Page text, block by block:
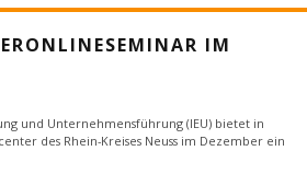
IM
und Unternehmensführung (IEU) bietet in
des Rhein-Kreises Neuss im Dezember ein